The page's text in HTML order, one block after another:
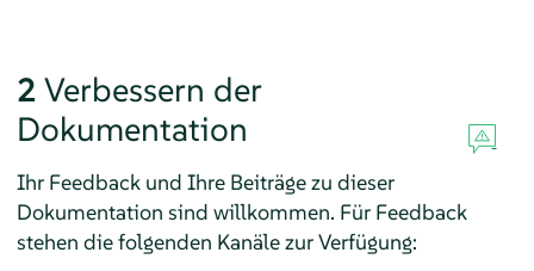
2 Verbessern der
Dokumentation
Ihr Feedback und Ihre Beiträge zu dieser
Dokumentation sind willkommen. Für Feedback
stehen die folgenden Kanäle zur Verfügung: